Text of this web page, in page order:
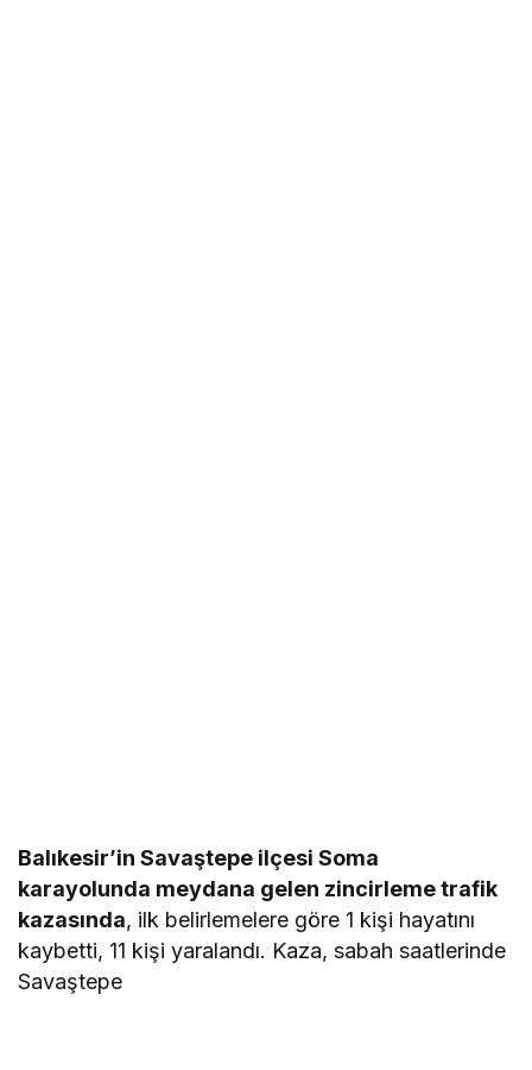
Balıkesir’in Savaştepe ilçesi Soma
karayolunda meydana gelen zincirleme trafik
kazasında, ilk belirlemelere göre 1 kişi hayatını
kaybetti, 11 kişi yaralandı. Kaza, sabah saatlerinde
Savaştepe